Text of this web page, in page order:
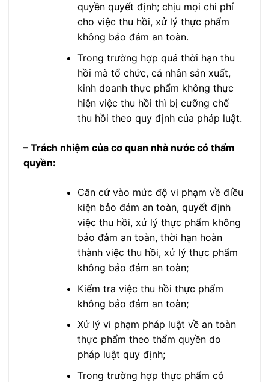
quyền quyết định; chịu mọi chi phí
cho việc thu hồi, xử lý thực phẩm
không bảo đảm an toàn.
Trong trường hợp quá thời hạn thu
hồi mà tổ chức, cá nhân sản xuất,
kinh doanh thực phẩm không thực
hiện việc thu hồi thì bị cưỡng chế
thu hồi theo quy định của pháp luật.
– Trách nhiệm của cơ quan nhà nước có thẩm
quyền:
Căn cứ vào mức độ vi phạm về điều
kiện bảo đảm an toàn, quyết định
việc thu hồi, xử lý thực phẩm không
bảo đảm an toàn, thời hạn hoàn
thành việc thu hồi, xử lý thực phẩm
không bảo đảm an toàn;
Kiểm tra việc thu hồi thực phẩm
không bảo đảm an toàn;
Xử lý vi phạm pháp luật về an toàn
thực phẩm theo thẩm quyền do
pháp luật quy định;
Trong trường hợp thực phẩm có